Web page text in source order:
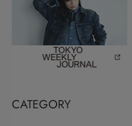
CATEGORY